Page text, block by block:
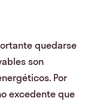
quedarse
son
Por
excedente que